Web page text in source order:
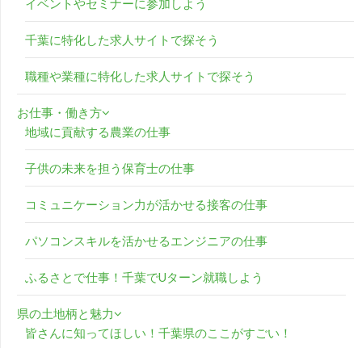
千葉に特化した求人サイトで探そう
職種や業種に特化した求人サイトで探そう
お仕事・働き方
地域に貢献する農業の仕事
子供の未来を担う保育士の仕事
コミュニケーション力が活かせる接客の仕事
パソコンスキルを活かせるエンジニアの仕事
ふるさとで仕事！千葉でUターン就職しよう
県の土地柄と魅力
皆さんに知ってほしい！千葉県のここがすごい！